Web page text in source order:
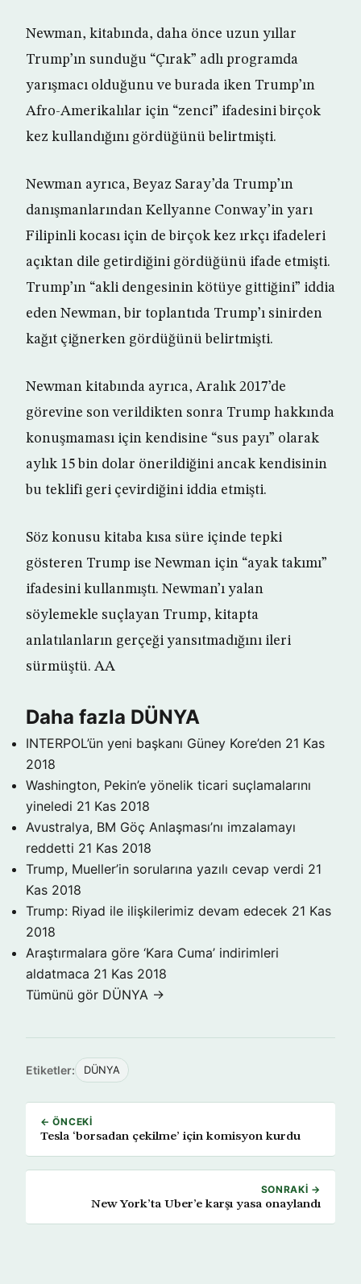
Newman, kitabında, daha önce uzun yıllar
Trump’ın sunduğu “Çırak” adlı programda
yarışmacı olduğunu ve burada iken Trump’ın
Afro-Amerikalılar için “zenci” ifadesini birçok
kez kullandığını gördüğünü belirtmişti.
Newman ayrıca, Beyaz Saray’da Trump’ın
danışmanlarından Kellyanne Conway’in yarı
Filipinli kocası için de birçok kez ırkçı ifadeleri
açıktan dile getirdiğini gördüğünü ifade etmişti.
Trump’ın “akli dengesinin kötüye gittiğini” iddia
eden Newman, bir toplantıda Trump’ı sinirden
kağıt çiğnerken gördüğünü belirtmişti.
Newman kitabında ayrıca, Aralık 2017’de
görevine son verildikten sonra Trump hakkında
konuşmaması için kendisine “sus payı” olarak
aylık 15 bin dolar önerildiğini ancak kendisinin
bu teklifi geri çevirdiğini iddia etmişti.
Söz konusu kitaba kısa süre içinde tepki
gösteren Trump ise Newman için “ayak takımı”
ifadesini kullanmıştı. Newman’ı yalan
söylemekle suçlayan Trump, kitapta
anlatılanların gerçeği yansıtmadığını ileri
sürmüştü. AA
Daha fazla DÜNYA
INTERPOL’ün yeni başkanı Güney Kore’den 21 Kas
2018
Washington, Pekin’e yönelik ticari suçlamalarını
yineledi 21 Kas 2018
Avustralya, BM Göç Anlaşması’nı imzalamayı
reddetti 21 Kas 2018
Trump, Mueller’in sorularına yazılı cevap verdi 21
Kas 2018
Trump: Riyad ile ilişkilerimiz devam edecek 21 Kas
2018
Araştırmalara göre ‘Kara Cuma’ indirimleri
aldatmaca 21 Kas 2018
Tümünü gör DÜNYA →
Etiketler: DÜNYA
← ÖNCEKI
Tesla ‘borsadan çekilme’ için komisyon kurdu
SONRAKI →
New York’ta Uber’e karşı yasa onaylandı